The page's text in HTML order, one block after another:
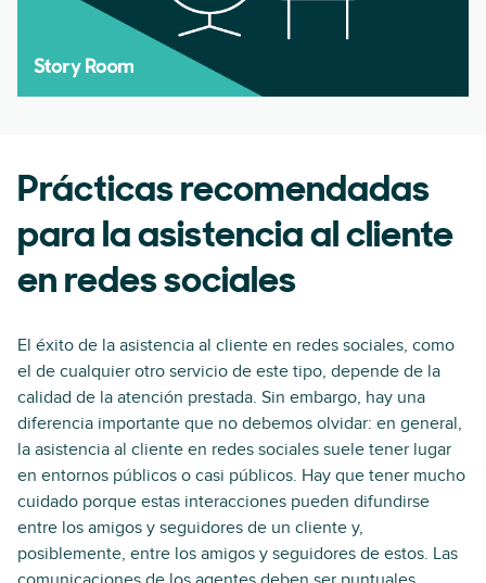
Prácticas recomendadas
para la asistencia al cliente
en redes sociales
El éxito de la asistencia al cliente en redes sociales, como
el de cualquier otro servicio de este tipo, depende de la
calidad de la atención prestada. Sin embargo, hay una
diferencia importante que no debemos olvidar: en general,
la asistencia al cliente en redes sociales suele tener lugar
en entornos públicos o casi públicos. Hay que tener mucho
cuidado porque estas interacciones pueden difundirse
entre los amigos y seguidores de un cliente y,
posiblemente, entre los amigos y seguidores de estos. Las